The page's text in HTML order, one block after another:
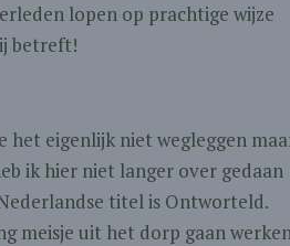
lopen op prachtige wijze
betreft!
het eigenlijk niet wegleggen
ik hier niet langer over gedaan
titel is Ontworteld.
meisje uit het dorp gaan